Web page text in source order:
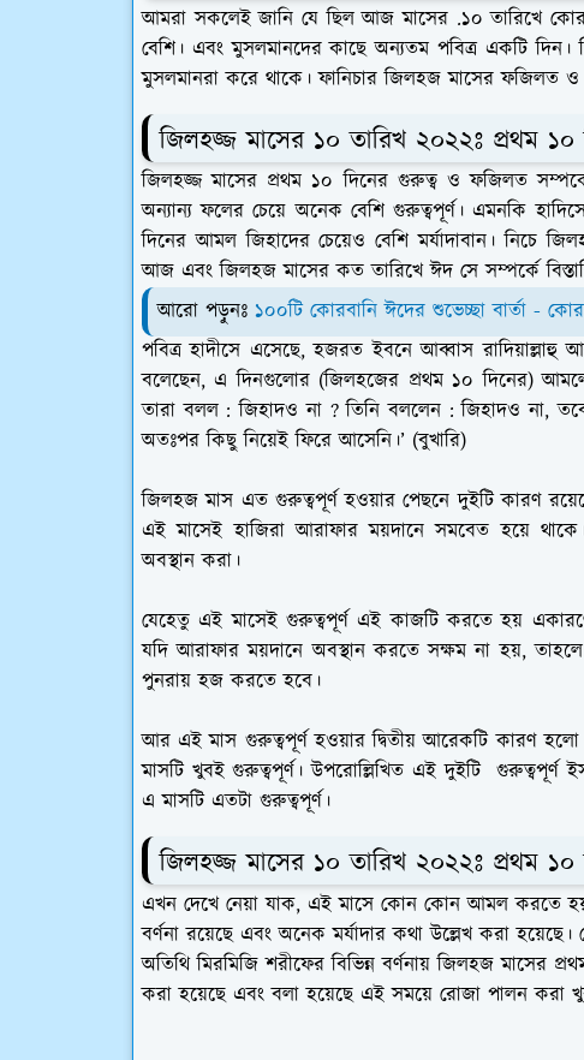
আমরা সকলেই জানি যে ছিল আজ মাসের .১০ তারিখে
বেশি। এবং মুসলমানদের কাছে অন্যতম পবিত্র একটি
মুসলমানরা করে থাকে। ফানিচার জিলহজ মাসের ফজিলত
জিলহজ্জ মাসের ১০ তারিখ ২০২২ঃ প্রথম
জিলহজ্জ মাসের প্রথম ১০ দিনের গুরুত্ব ও ফজিলত
অন্যান্য ফলের চেয়ে অনেক বেশি গুরুত্বপূর্ণ। এমনকি
দিনের আমল জিহাদের চেয়েও বেশি মর্যাদাবান। নিচে
আজ এবং জিলহজ মাসের কত তারিখে ঈদ সে সম্পর্কে
আরো পড়ুনঃ ১০০টি কোরবানি ঈদের শুভেচ্ছা বার্তা -
পবিত্র হাদীসে এসেছে, হজরত ইবনে আব্বাস রাদিয়াল্লাহু
বলেছেন, এ দিনগুলোর (জিলহজের প্রথম ১০ দিনের)
তারা বলল : জিহাদও না ? তিনি বললেন : জিহাদও না,
অতঃপর কিছু নিয়েই ফিরে আসেনি।’ (বুখারি)
জিলহজ মাস এত গুরুত্বপূর্ণ হওয়ার পেছনে দুইটি কারণ
এই মাসেই হাজিরা আরাফার ময়দানে সমবেত হয়ে
অবস্থান করা।
যেহেতু এই মাসেই গুরুত্বপূর্ণ এই কাজটি করতে হয়
যদি আরাফার ময়দানে অবস্থান করতে সক্ষম না হয়,
পুনরায় হজ করতে হবে।
আর এই মাস গুরুত্বপূর্ণ হওয়ার দ্বিতীয় আরেকটি কারণ
মাসটি খুবই গুরুত্বপূর্ণ। উপরোল্লিখিত এই দুইটি
এ মাসটি এতটা গুরুত্বপূর্ণ।
জিলহজ্জ মাসের ১০ তারিখ ২০২২ঃ প্রথম
এখন দেখে নেয়া যাক, এই মাসে কোন কোন আমল করতে
বর্ণনা রয়েছে এবং অনেক মর্যাদার কথা উল্লেখ করা
অতিথি মিরমিজি শরীফের বিভিন্ন বর্ণনায় জিলহজ মাসের
করা হয়েছে এবং বলা হয়েছে এই সময়ে রোজা পালন করা